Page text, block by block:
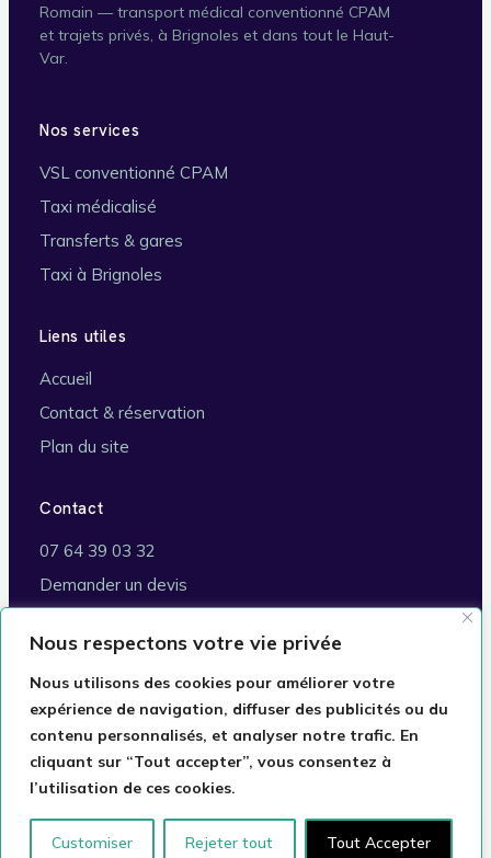
Nous respectons votre vie privée
Nous utilisons des cookies pour améliorer votre
expérience de navigation, diffuser des publicités ou du
contenu personnalisés, et analyser notre trafic. En
cliquant sur “Tout accepter”, vous consentez à
l’utilisation de ces cookies.
Customiser Rejeter tout Tout Accepter
Romain — transport médical conventionné CPAM
et trajets privés, à Brignoles et dans tout le Haut-
Var.
Nos services
VSL conventionné CPAM
Taxi médicalisé
Transferts & gares
Taxi à Brignoles
Liens utiles
Accueil
Contact & réservation
Plan du site
Contact
07 64 39 03 32
Demander un devis
Commune de rattachement :
Marseille
© 2026 Taxi VSL Romain · Conventionné Assurance